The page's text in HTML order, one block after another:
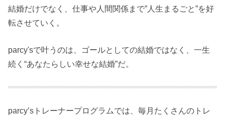
結婚だけでなく、仕事や人間関係まで”人生まるごと”を好
転させていく。
parcy'sで叶うのは、ゴールとしての結婚ではなく、一生
続く“あなたらしい幸せな結婚”だ。
parcy’sトレーナープログラムでは、毎月たくさんのトレ